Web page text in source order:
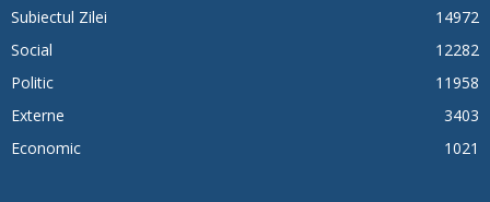
Subiectul Zilei
14972
Social
12282
Politic
11958
Externe
3403
Economic
1021